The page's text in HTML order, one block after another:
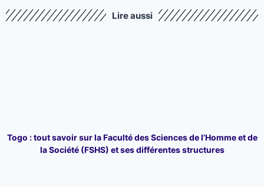
Lire aussi
Togo : tout savoir sur la Faculté des Sciences de l’Homme et de
la Société (FSHS) et ses différentes structures